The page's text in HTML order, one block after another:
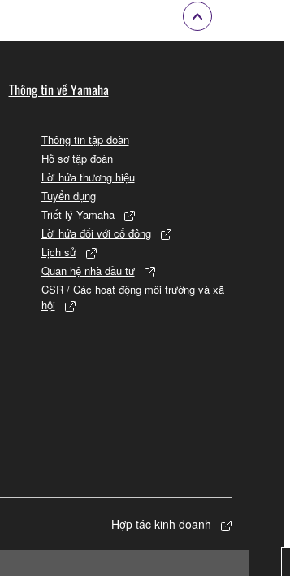
Thông tin về Yamaha
Thông tin tập đoàn
Hồ sơ tập đoàn
Lời hứa thương hiệu
Tuyển dụng
Triết lý Yamaha
Lời hứa đối với cổ đông
Lịch sử
Quan hệ nhà đầu tư
CSR / Các hoạt động môi trường và xã
hội
Hợp tác kinh doanh